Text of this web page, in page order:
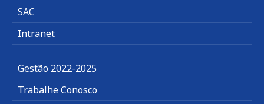
SAC
Intranet
Gestão 2022-2025
Trabalhe Conosco